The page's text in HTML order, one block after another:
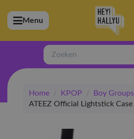
(Artiesten)
(Merchandise)
(Exclusive)
(Winkel)
Menu
Zoeken
Home / KPOP / Boy Groups
ATEEZ Official Lightstick Case